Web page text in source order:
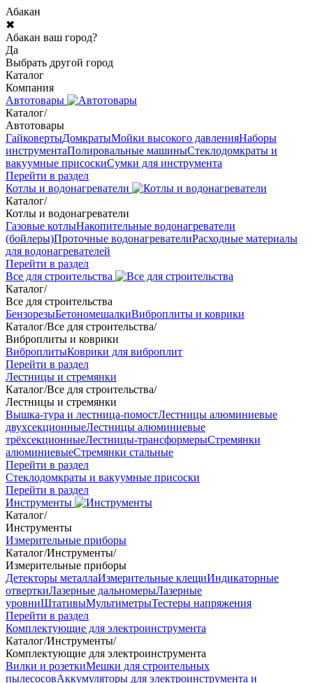
Абакан
✖
Абакан ваш город?
Да
Выбрать другой город
Каталог
Компания
Автотовары
Каталог/
Автотовары
ГайковертыДомкратыМойки высокого давленияНаборы
инструментаПолировальные машиныСтеклодомкраты и
вакуумные присоскиСумки для инструмента
Перейти в раздел
Котлы и водонагреватели
Каталог/
Котлы и водонагреватели
Газовые котлыНакопительные водонагреватели
(бойлеры)Проточные водонагревателиРасходные материалы
для водонагревателей
Перейти в раздел
Все для строительства
Каталог/
Все для строительства
БензорезыБетономешалкиВиброплиты и коврики
Каталог/Все для строительства/
Виброплиты и коврики
ВиброплитыКоврики для виброплит
Перейти в раздел
Лестницы и стремянки
Каталог/Все для строительства/
Лестницы и стремянки
Вышка-тура и лестница-помостЛестницы алюминиевые
двухсекционныеЛестницы алюминиевые
трёхсекционныеЛестницы-трансформерыСтремянки
алюминиевыеСтремянки стальные
Перейти в раздел
Стеклодомкраты и вакуумные присоски
Перейти в раздел
Инструменты
Каталог/
Инструменты
Измерительные приборы
Каталог/Инструменты/
Измерительные приборы
Детекторы металлаИзмерительные клещиИндикаторные
отверткиЛазерные дальномерыЛазерные
уровниШтативыМультиметрыТестеры напряжения
Перейти в раздел
Комплектующие для электроинструмента
Каталог/Инструменты/
Комплектующие для электроинструмента
Вилки и розеткиМешки для строительных
пылесосовАккумуляторы для электроинструмента и